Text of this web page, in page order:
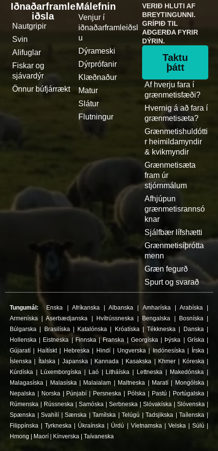
Iðnaðarframle
iðsla
Nautgripir
Svin
Alifuglar
Fiskar og
sjávardýr
Önnur búfjárrækt
Málefnin
Venjur í
iðnaðarframleiðsl
u
Dýrameski
Dýrprófanir
Klæðnaður
Matur
Slátur
Flutningur
VERIÐ HLUTI AF
BREYTINGUNNI.
GRÍPIÐ TIL
AÐGERÐA FYRIR
DÝRIN.
Taktu
þátt
Af hverju fara í
grænmetisfæði?
Hvernig á að fara í
grænmetisæta?
Grænmetishuldótti
r heimildamyndir
& kvikmyndir
Grænmetisæta
fram úr
stjórnmálum
Afhjúpun
grænmetisrannsó
knar
Sjálfbær lífshætti
Grænmetisíþrótta
menn
Græn fegurð
Spurt og svarað
Tungumál: Enska Afríkanska|Albanska Amharíska| Arabíska|
Armeníska |Aserbædjanska Hvítrússneska| Bengalska Bosníska|
Búlgarska
Brasilíska| Katalónska Króatíska|Tékkneska Danska|
Hollenska
Eistneska Finnska| Franska Georgíska| Þýska Gríska|
Gújaratí
Haítískt| Hebreska| Hindí| Ungverska| Indónesíska| Írska|
Íslenska
Ítalska| Japanska| Kannada Kasakska Khmer| Kóreska|
Kúrdíska
Lúxemborgíska| Laó| Litháíska Lettneska Makedónska
Malagasíska
Malasíska| Malaialam Maltneska Maratí| Mongólska|
Nepalska
Norska| Púnjabí Persneska Pólska| Pastú Portúgalska
Rúmenska
Rússneska Samóska Serbneska Slóvakíska Slóvenska
Spænska |Svahílí |Sænska |Tamílska |Telúgú |Tadsjikska |Taílenska
Filippínska |Tyrkneska Úkraínska |Úrdú Víetnamska| Velska| Súlú
Hmong
Maorí Kínverska Taívaneska